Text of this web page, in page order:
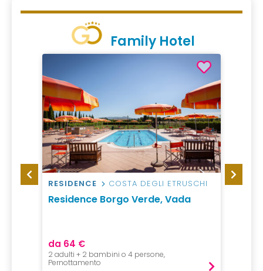
Family Hotel
RESIDENCE COSTA DEGLI ETRUSCHI
Residence Borgo Verde, Vada
da 64 €
2 adulti + 2 bambini o 4 persone,
Pernottamento